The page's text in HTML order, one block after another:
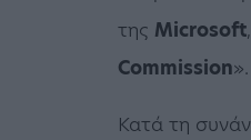
της Microsoft,
Commission».
Κατά τη